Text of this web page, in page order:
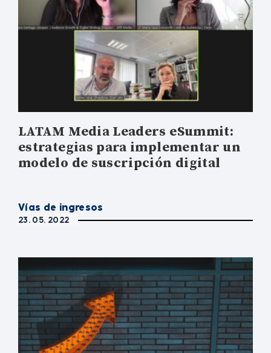
LATAM Media Leaders eSummit:
estrategias para implementar un
modelo de suscripción digital
Vías de ingresos
23. 05. 2022